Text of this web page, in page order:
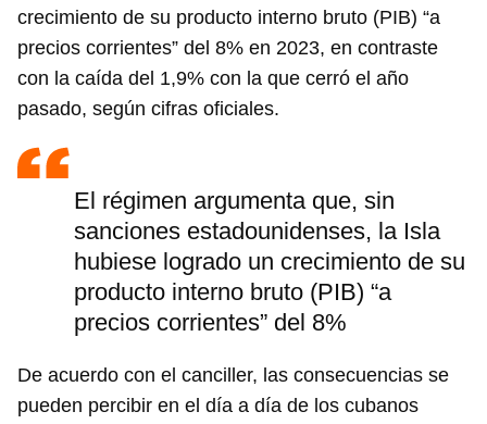
crecimiento de su producto interno bruto (PIB) “a
precios corrientes” del 8% en 2023, en contraste
con la caída del 1,9% con la que cerró el año
pasado, según cifras oficiales.
El régimen argumenta que, sin
sanciones estadounidenses, la Isla
hubiese logrado un crecimiento de su
producto interno bruto (PIB) “a
precios corrientes” del 8%
De acuerdo con el canciller, las consecuencias se
pueden percibir en el día a día de los cubanos